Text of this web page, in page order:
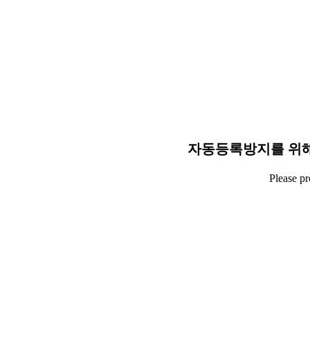
자동등록방지를 위
Please